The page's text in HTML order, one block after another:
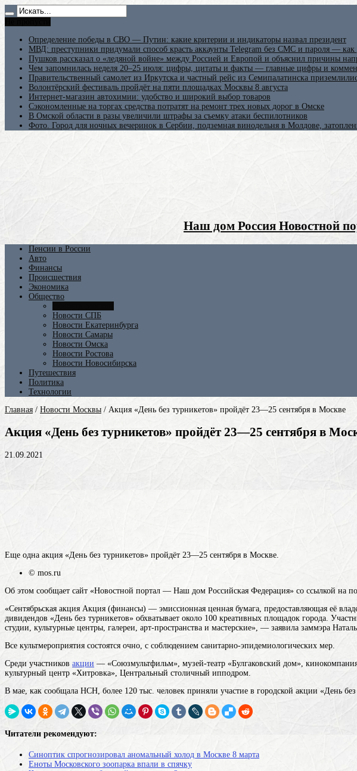
Определение победы в СВО — Путин: какие критерии и индикаторы назвал президент
МВД: преступники придумали способ красть аккаунты Telegram без СМС и пароля — как
Пушков рассказал о «ледяной войне» между Россией и Европой и объяснил причины
Чем запомнилась неделя 20–25 июля: цифры, цитаты и факты — главные цифры и
Правительственный самолет из Иркутска и частный рейс из Семипалатинска
Волонтёрский фестиваль пройдёт на пяти площадках Москвы 8 августа
Интернет-магазин автохимии: удобство и широкий выбор товаров
Сэкономленные на торгах средства потратят на ремонт трех новых дорог в Омске
В Омской области в разы увеличили штрафы за съемку атаки беспилотников
Фото. Город для ночных вечеринок в Сербии, подземная винодельня в Молдове,
Наш дом Россия Новостной
Пенсии в России
Авто
Финансы
Происшествия
Экономика
Общество
Новости СПБ
Новости Екатеринбурга
Новости Самары
Новости Омска
Новости Ростова
Новости Новосибирска
Путешествия
Политика
Технологии
Главная / Новости Москвы / Акция «День без турникетов» пройдёт 23—25 сентября в Москве
Акция «День без турникетов» пройдёт 23—25 сентября в
21.09.2021
Еще одна акция «День без турникетов» пройдёт 23—25 сентября в Москве.
© mos.ru
Об этом сообщает сайт «Новостной портал — Наш дом Российская Федерация» со ссылкой на
«Сентябрьская акция Акция (финансы) — эмиссионная ценная бумага, предоставляющая её
дивидендов «День без турникетов» обхватывает около 100 креативных площадок города.
студии, культурные центры, галереи, арт-пространства и мастерские», — заявила заммэра
Все культмероприятия состоятся очно, с соблюдением санитарно-эпидемиологических мер.
Среди участников акции — «Союзмультфильм», музей-театр «Булгаковский дом»,
культурный центр «Хитровка», Центральный столичный ипподром.
В мае, как сообщала НСН, более 120 тыс. человек приняли участие в городской акции «День без
Читатели рекомендуют:
Синоптик спрогнозировал аномальный холод в Москве 8 марта
Еноты Московского зоопарка впали в спячку